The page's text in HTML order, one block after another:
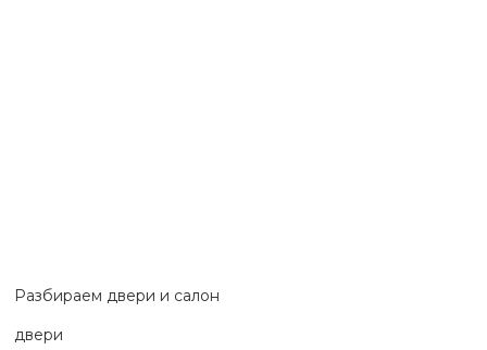
Разбираем двери и салон
двери